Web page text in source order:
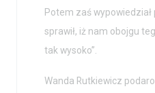
Aktualności
Wystawy / Wydarzenia
Kontakt i Zespół
Potem zaś wypowiedział
sprawił, iż nam obojgu
tak wysoko”.
Wanda Rutkiewicz